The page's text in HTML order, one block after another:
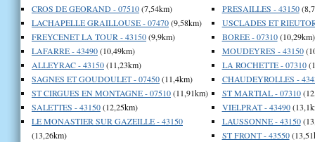
CROS DE GEORAND - 07510(7,54km)
LACHAPELLE GRAILLOUSE - 07470(9,58km)
FREYCENET LA TOUR - 43150(9,9km)
LAFARRE - 43490(10,49km)
ALLEYRAC - 43150(11,23km)
SAGNES ET GOUDOULET - 07450(11,4km)
ST CIRGUES EN MONTAGNE - 07510(11,91km)
SALETTES - 43150(12,25km)
LE MONASTIER SUR GAZEILLE - 43150
(13,26km)
PRESAILLES - 43150
USCLADES ET
BOREE - 07310(10,29km)
MOUDEYRES - 43150
LA ROCHETTE - 07310
CHAUDEYROLLES -
ST MARTIAL - 07310
VIELPRAT - 43490
LAUSSONNE - 43150
ST FRONT - 43550